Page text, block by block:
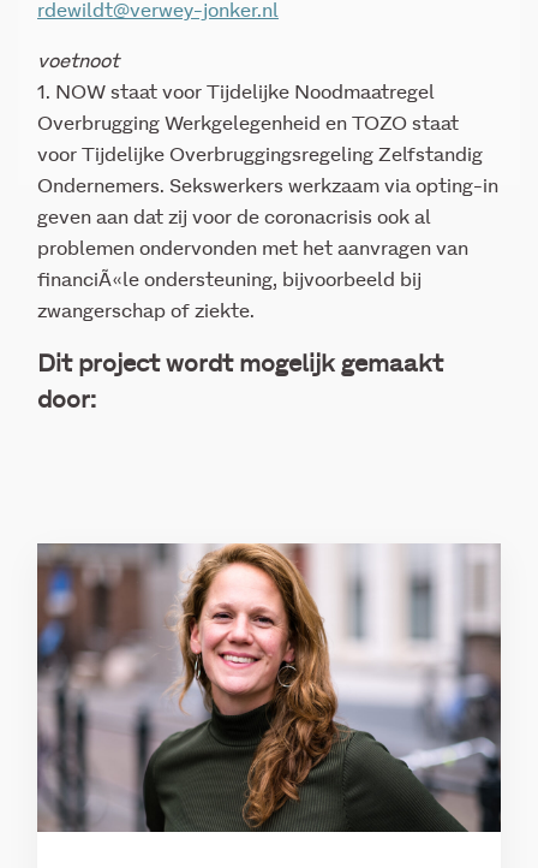
rdewildt@verwey-jonker.nl
voetnoot
1. NOW staat voor Tijdelijke Noodmaatregel
Overbrugging Werkgelegenheid en TOZO staat
voor Tijdelijke Overbruggingsregeling Zelfstandig
Ondernemers. Sekswerkers werkzaam via opting-in
geven aan dat zij voor de coronacrisis ook al
problemen ondervonden met het aanvragen van
financiÃ«le ondersteuning, bijvoorbeeld bij
zwangerschap of ziekte.
Dit project wordt mogelijk gemaakt
door: